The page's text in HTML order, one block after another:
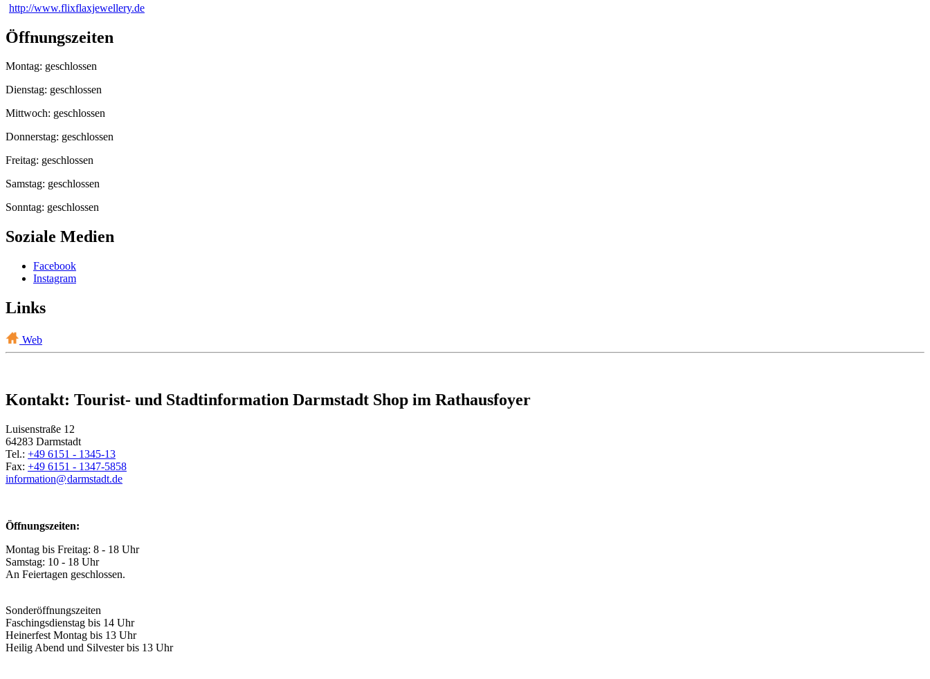
http://www.flixflaxjewellery.de
Öffnungszeiten
Montag: geschlossen
Dienstag: geschlossen
Mittwoch: geschlossen
Donnerstag: geschlossen
Freitag: geschlossen
Samstag: geschlossen
Sonntag: geschlossen
Soziale Medien
Facebook
Instagram
Links
Web
Kontakt: Tourist- und Stadtinformation Darmstadt Shop im Rathausfoyer
Luisenstraße 12
64283 Darmstadt
Tel.: +49 6151 - 1345-13
Fax: +49 6151 - 1347-5858
information@darmstadt.de
Öffnungszeiten:
Montag bis Freitag: 8 - 18 Uhr
Samstag: 10 - 18 Uhr
An Feiertagen geschlossen.
Sonderöffnungszeiten
Faschingsdienstag bis 14 Uhr
Heinerfest Montag bis 13 Uhr
Heilig Abend und Silvester bis 13 Uhr